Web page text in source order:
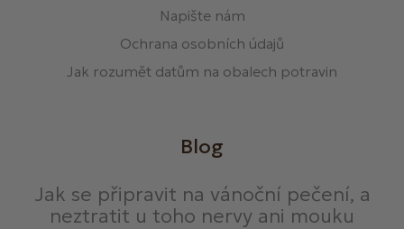
Napište nám
Ochrana osobních údajů
Jak rozumět datům na obalech potravin
Blog
Jak se připravit na vánoční pečení, a
neztratit u toho nervy ani mouku